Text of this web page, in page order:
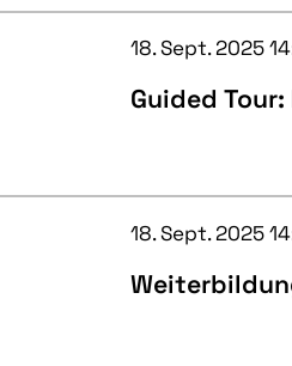
18. Sept. 2025
Guided
18. Sept. 2025